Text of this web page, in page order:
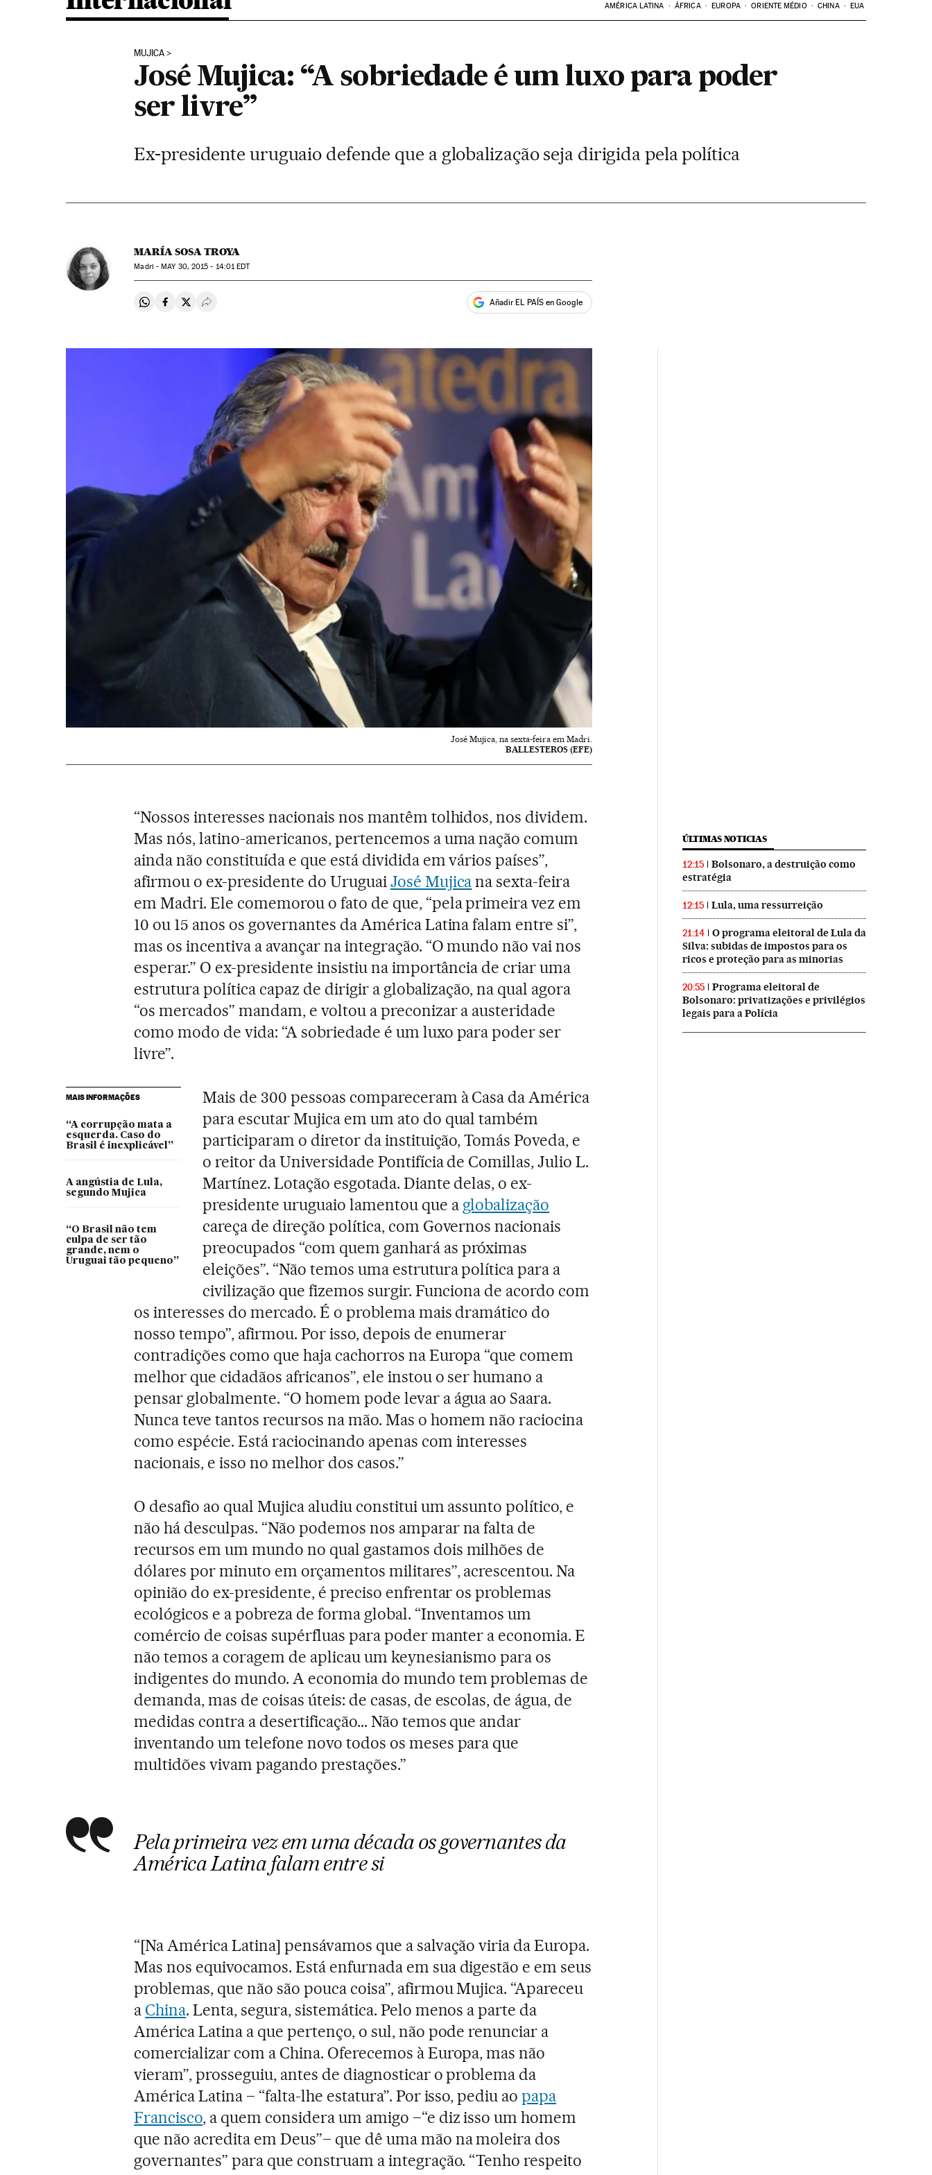
AMÉRICA LATINA ÁFRICA EUROPA ORIENTE MÉDIO CHINA EUA
MUJICA
José Mujica: “A sobriedade é um luxo para poder
ser livre”
Ex-presidente uruguaio defende que a globalização seja dirigida pela política
MARÍA SOSA TROYA
Madri -MAY30, 2015 - 14:01EDT
Compartir en Whatsapp
Compartir en Facebook
Compartir en Twitter
Desplegar Redes Sociales Añadir EL PAÍS en Google
José Mujica, na sexta-feira em Madri.
BALLESTEROS (EFE)
“Nossos interesses nacionais nos mantêm tolhidos, nos dividem.
Mas nós, latino-americanos, pertencemos a uma nação comum
ainda não constituída e que está dividida em vários países”,
afirmou o ex-presidente do UruguaiJosé Mujicana sexta-feira
em Madri. Ele comemorou o fato de que, “pela primeira vez em
10 ou 15 anos os governantes da América Latina falam entre si”,
mas os incentiva a avançar na integração. “O mundo não vai nos
esperar.” O ex-presidente insistiu na importância de criar uma
estrutura política capaz de dirigir a globalização, na qual agora
“os mercados” mandam, e voltou a preconizar a austeridade
como modo de vida: “A sobriedade é um luxo para poder ser
livre”.
MAIS INFORMAÇÕES
“A corrupção mata a
esquerda. Caso do
Brasil é inexplicável”
A angústia de Lula,
segundo Mujica
“O Brasil não tem
culpa de ser tão
grande, nem o
Uruguai tão pequeno”
Mais de 300 pessoas compareceram à Casa da América
para escutar Mujica em um ato do qual também
participaram o diretor da instituição, Tomás Poveda, e
o reitor da Universidade Pontifícia de Comillas, Julio L.
Martínez. Lotação esgotada. Diante delas, o ex-
presidente uruguaio lamentou que a globalização
careça de direção política, com Governos nacionais
preocupados “com quem ganhará as próximas
eleições”. “Não temos uma estrutura política para a
civilização que fizemos surgir. Funciona de acordo com
os interesses do mercado. É o problema mais dramático do
nosso tempo”, afirmou. Por isso, depois de enumerar
contradições como que haja cachorros na Europa “que comem
melhor que cidadãos africanos”, ele instou o ser humano a
pensar globalmente. “O homem pode levar a água ao Saara.
Nunca teve tantos recursos na mão. Mas o homem não raciocina
como espécie. Está raciocinando apenas com interesses
nacionais, e isso no melhor dos casos.”
O desafio ao qual Mujica aludiu constitui um assunto político, e
não há desculpas. “Não podemos nos amparar na falta de
recursos em um mundo no qual gastamos dois milhões de
dólares por minuto em orçamentos militares”, acrescentou. Na
opinião do ex-presidente, é preciso enfrentar os problemas
ecológicos e a pobreza de forma global. “Inventamos um
comércio de coisas supérfluas para poder manter a economia. E
não temos a coragem de aplicau um keynesianismo para os
indigentes do mundo. A economia do mundo tem problemas de
demanda, mas de coisas úteis: de casas, de escolas, de água, de
medidas contra a desertificação... Não temos que andar
inventando um telefone novo todos os meses para que
multidões vivam pagando prestações.”
Pela primeira vez em uma década os governantes da
América Latina falam entre si
“[Na América Latina] pensávamos que a salvação viria da Europa.
Mas nos equivocamos. Está enfurnada em sua digestão e em seus
problemas, que não são pouca coisa”, afirmou Mujica. “Apareceu
a China. Lenta, segura, sistemática. Pelo menos a parte da
América Latina a que pertenço, o sul, não pode renunciar a
comercializar com a China. Oferecemos à Europa, mas não
vieram”, prosseguiu, antes de diagnosticar o problema da
América Latina – “falta-lhe estatura”. Por isso, pediu aopapa
Francisco, a quem considera um amigo –“e diz isso um homem
que não acredita em Deus”– que dê uma mão na moleira dos
governantes” para que construam a integração. “Tenho respeito
ÚLTIMAS NOTICIAS
12:15
Bolsonaro, a destruição como
estratégia
12:15 Lula, uma ressurreição
21:14
O programa eleitoral de Lula da
Silva: subidas de impostos para os
ricos e proteção para as minorias
20:55
Programa eleitoral de
Bolsonaro: privatizações e privilégios
legais para a Polícia